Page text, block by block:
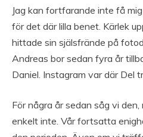
Jag kan fortfarande inte få
för det där lilla benet. Kärlek
hittade sin själsfrände på
Andreas bor sedan fyra år
Daniel. Instagram var där Del
För några år sedan såg vi
enkelt inte. Vår fortsatta